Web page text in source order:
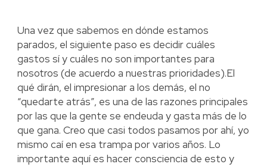
Una vez que sabemos en dónde estamos
parados, el siguiente paso es decidir cuáles
gastos sí y cuáles no son importantes para
nosotros (de acuerdo a nuestras prioridades).El
qué dirán, el impresionar a los demás, el no
“quedarte atrás”, es una de las razones principales
por las que la gente se endeuda y gasta más de lo
que gana. Creo que casi todos pasamos por ahí, yo
mismo caí en esa trampa por varios años. Lo
importante aquí es hacer consciencia de esto y